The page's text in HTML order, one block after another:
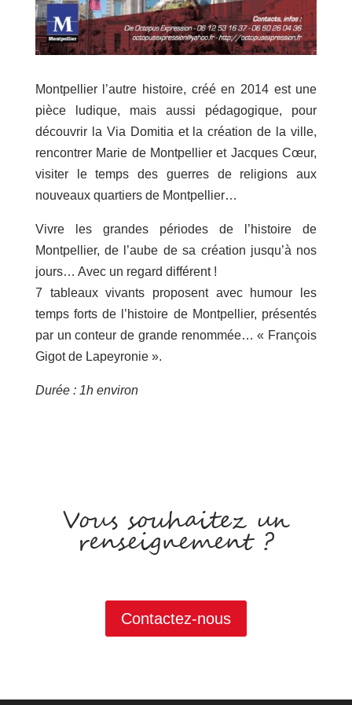
Montpellier l’autre histoire, créé en 2014 est une
pièce ludique, mais aussi pédagogique, pour
découvrir la Via Domitia et la création de la ville,
rencontrer Marie de Montpellier et Jacques Cœur,
visiter le temps des guerres de religions aux
nouveaux quartiers de Montpellier…
Vivre les grandes périodes de l’histoire de
Montpellier, de l’aube de sa création jusqu’à nos
jours… Avec un regard différent !
7 tableaux vivants proposent avec humour les
temps forts de l’histoire de Montpellier, présentés
par un conteur de grande renommée… « François
Gigot de Lapeyronie ».
Durée : 1h environ
Vous souhaitez un
renseignement ?
Contactez-nous